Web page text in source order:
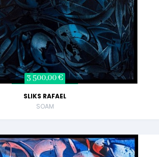
3 500,00 €
SLIKS RAFAEL
SOAM